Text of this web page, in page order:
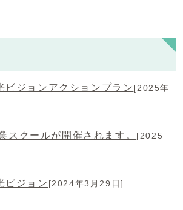
ビジョンアクションプラン[2025年
スクールが開催されます。 [2025
ビジョン [2024年3月29日]